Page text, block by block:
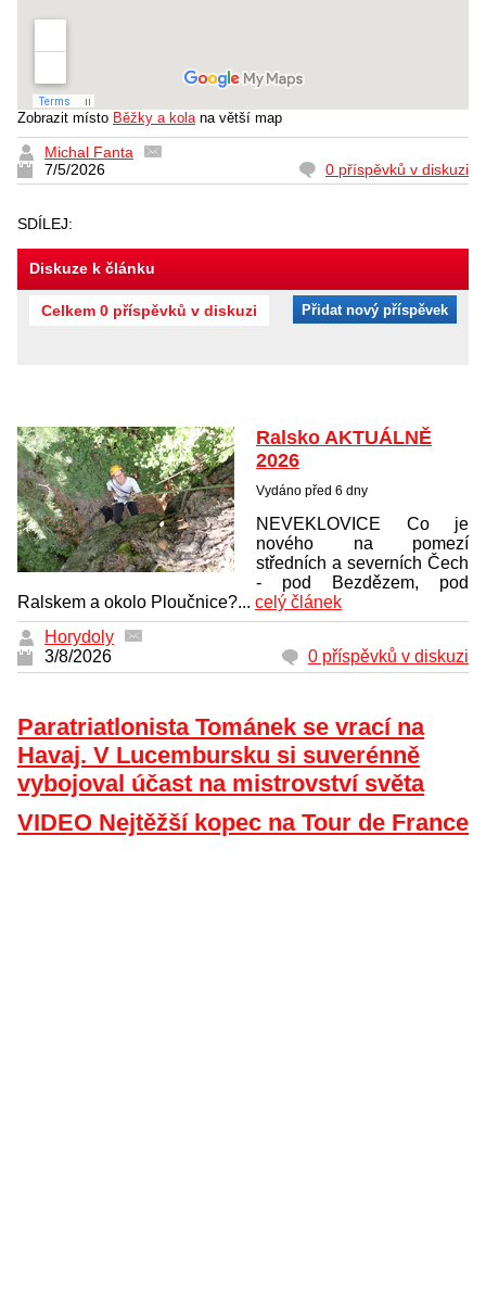
Zobrazit místo Běžky a kolana větší map
Michal Fanta
7/5/2026
0 příspěvků v diskuzi
SDÍLEJ:
Diskuze k článku
Celkem 0 příspěvků v diskuzi Přidat nový příspěvek
Ralsko AKTUÁLNĚ
2026
Vydáno před 6 dny
NEVEKLOVICE Co je
nového na pomezí
středních a severních Čech
- pod Bezdězem, pod
Ralskem a okolo Ploučnice?... celý článek
Horydoly
3/8/2026
0 příspěvků v diskuzi
Paratriatlonista Tománek se vrací na
Havaj. V Lucembursku si suverénně
vybojoval účast na mistrovství světa
VIDEO Nejtěžší kopec na Tour de France